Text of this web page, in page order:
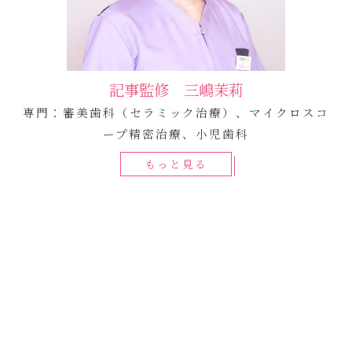
記事監修 三嶋茉莉
専門：審美歯科（セラミック治療）、マイクロスコ
ープ精密治療、小児歯科
もっと見る